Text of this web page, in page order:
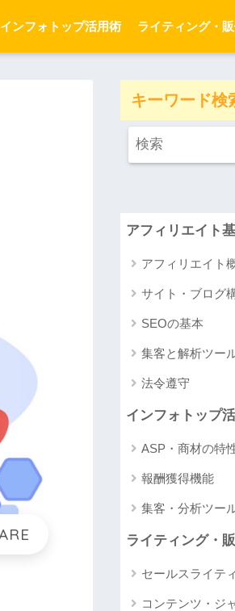
インフォトップ活用術 ライティング・
キーワード検
アフィリエイト
アフィリエイト
サイト・ブログ
SEOの基本
集客と解析ツー
法令遵守
インフォトップ
ASP・商材の特
報酬獲得機能
集客・分析ツー
ライティング・
セールスライテ
コンテンツ・ジ